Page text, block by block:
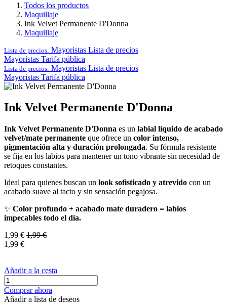
Todos los productos
Maquillaje
Ink Velvet Permanente D'Donna
Maquillaje
Lista de precios: Mayoristas Lista de precios
Mayoristas Tarifa pública
Lista de precios: Mayoristas Lista de precios
Mayoristas Tarifa pública
Ink Velvet Permanente D'Donna
Ink Velvet Permanente D'Donna es un labial líquido de acabado
velvet/mate permanente que ofrece un color intenso,
pigmentación alta y duración prolongada. Su fórmula resistente
se fija en los labios para mantener un tono vibrante sin necesidad de
retoques constantes.
Ideal para quienes buscan un look sofisticado y atrevido con un
acabado suave al tacto y sin sensación pegajosa.
✨ Color profundo + acabado mate duradero = labios
impecables todo el día.
1,99 € 1,99€
1,99 €
Añadir a la cesta
Comprar ahora
Añadir a lista de deseos